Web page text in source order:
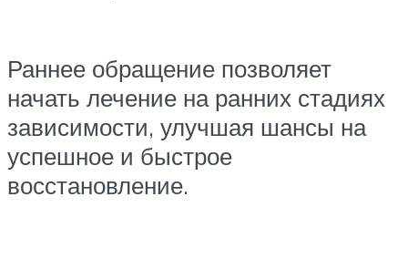
Раннее обращение позволяет
начать лечение на ранних стадиях
зависимости, улучшая шансы на
успешное и быстрое
восстановление.